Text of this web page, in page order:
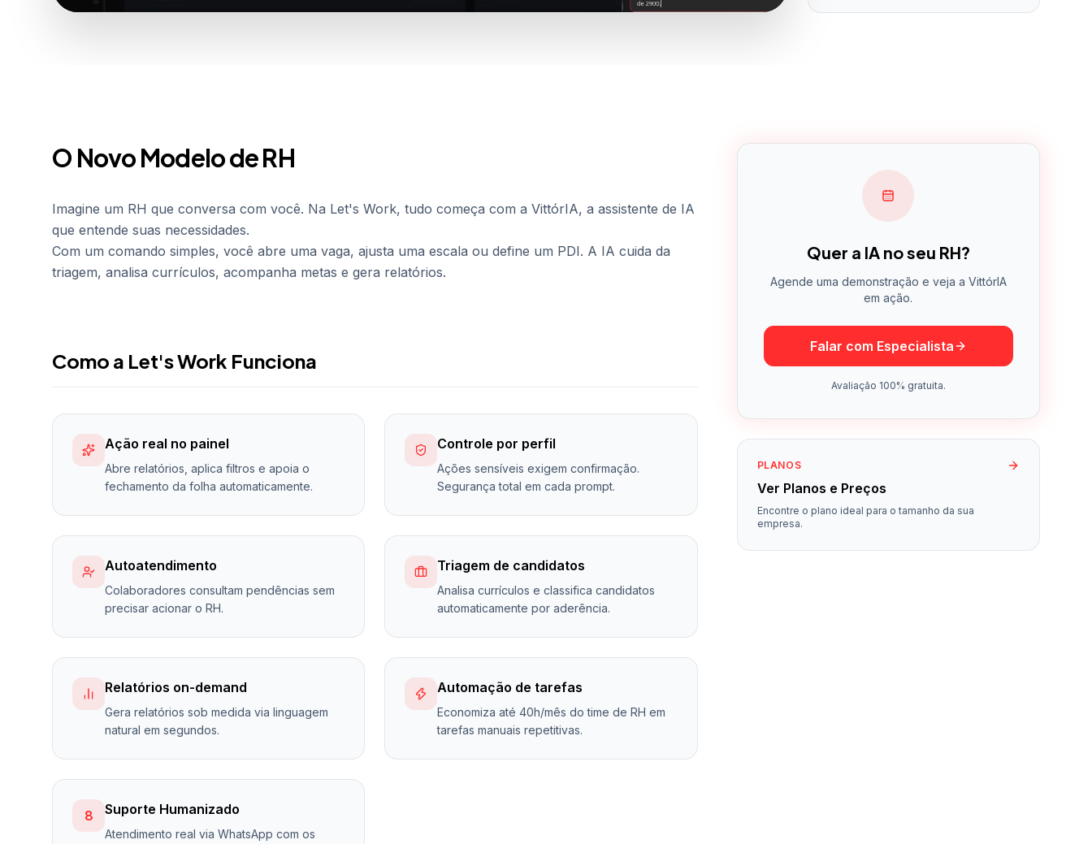
O Novo Modelo de RH
Imagine um RH que conversa com você. Na Let's Work, tudo começa com a VittórIA, a assistente de IA
que entende suas necessidades.
Com um comando simples, você abre uma vaga, ajusta uma escala ou define um PDI. A IA cuida da
triagem, analisa currículos, acompanha metas e gera relatórios.
Como a Let's Work Funciona
Ação real no painel
Abre relatórios, aplica filtros e apoia o
fechamento da folha automaticamente.
Controle por perfil
Ações sensíveis exigem confirmação.
Segurança total em cada prompt.
Autoatendimento
Colaboradores consultam pendências sem
precisar acionar o RH.
Triagem de candidatos
Analisa currículos e classifica candidatos
automaticamente por aderência.
Relatórios on-demand
Gera relatórios sob medida via linguagem
natural em segundos.
Automação de tarefas
Economiza até 40h/mês do time de RH em
tarefas manuais repetitivas.
8 Suporte Humanizado
Atendimento real via WhatsApp com os
Quer a IA no seu RH?
Agende uma demonstração e veja a VittórIA
em ação.
Falar com Especialista
Avaliação 100% gratuita.
PLANOS
Ver Planos e Preços
Encontre o plano ideal para o tamanho da sua
empresa.